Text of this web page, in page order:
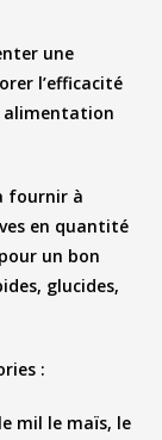
une
l’efficacité
alimentation
fournir à
en quantité
un bon
glucides,
:
mil le maïs, le